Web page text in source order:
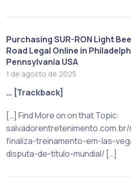
Purchasing SUR-RON Light
Road Legal Online in
Pennsylvania USA
1 de agosto de 2025
… [Trackback]
[…] Find More on on that Topic:
finaliza-treinamento-em-las-
disputa-de-titulo-mundial/ […]